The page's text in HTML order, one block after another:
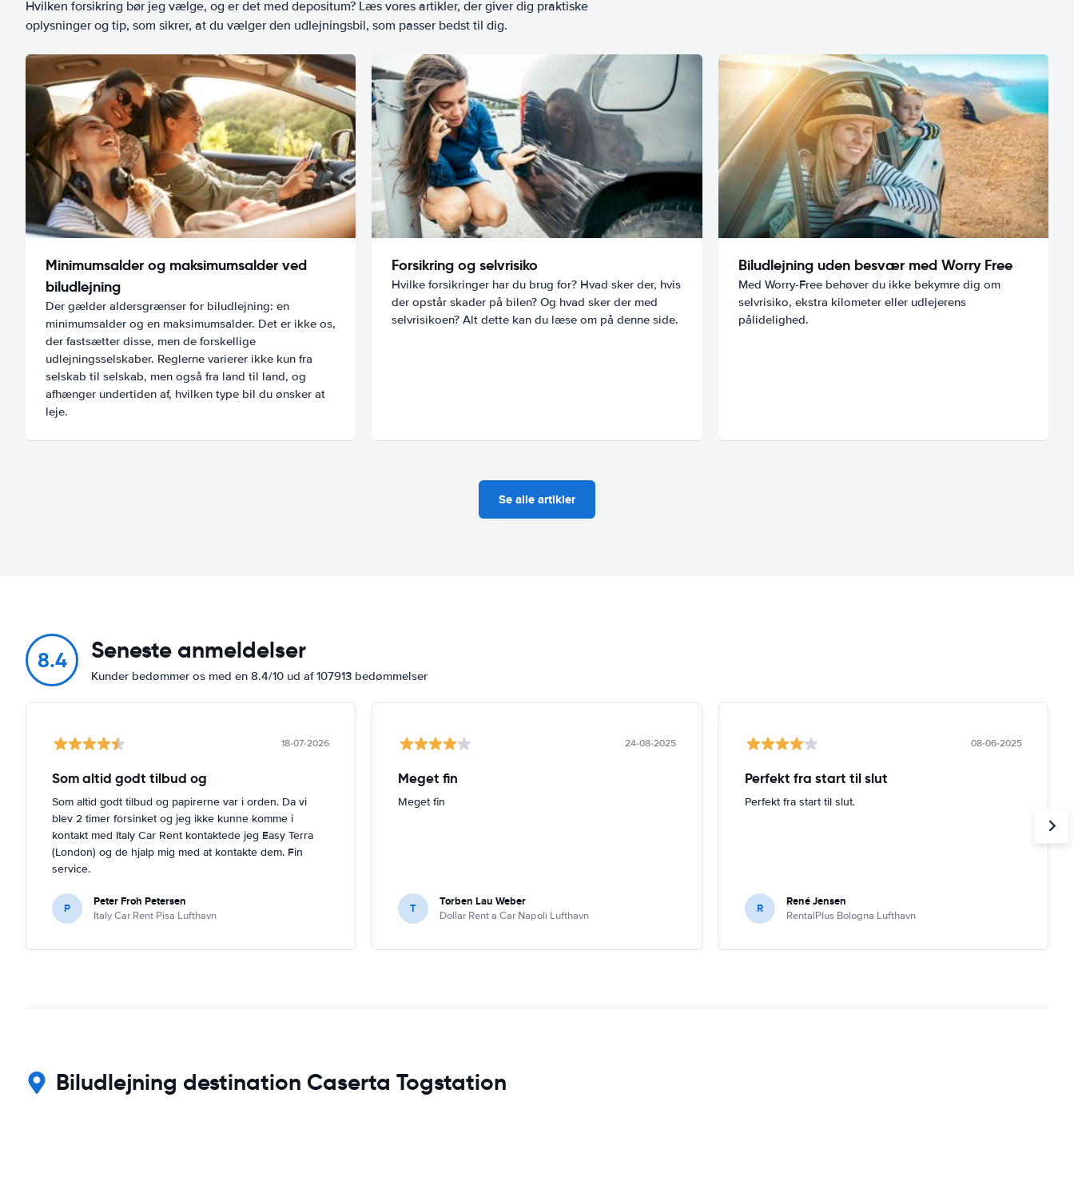
Hvilken forsikring bør jeg vælge, og er det med depositum? Læs vores artikler, der giver dig praktiske
oplysninger og tip, som sikrer, at du vælger den udlejningsbil, som passer bedst til dig.
Minimumsalder og maksimumsalder ved
biludlejning
Der gælder aldersgrænser for biludlejning: en
minimumsalder og en maksimumsalder. Det er ikke os,
der fastsætter disse, men de forskellige
udlejningsselskaber. Reglerne varierer ikke kun fra
selskab til selskab, men også fra land til land, og
afhænger undertiden af, hvilken type bil du ønsker at
leje.
Forsikring og selvrisiko
Hvilke forsikringer har du brug for? Hvad sker der, hvis
der opstår skader på bilen? Og hvad sker der med
selvrisikoen? Alt dette kan du læse om på denne side.
Biludlejning uden besvær med Worry Free
Med Worry-Free behøver du ikke bekymre dig om
selvrisiko, ekstra kilometer eller udlejerens
pålidelighed.
Se alle artikler
8.4 Seneste anmeldelser
Kunder bedømmer os med en 8.4/10 ud af 107913 bedømmelser
18-07-2026
Som altid godt tilbud og
Som altid godt tilbud og papirerne var i orden. Da vi
blev 2 timer forsinket og jeg ikke kunne komme i
kontakt med Italy Car Rent kontaktede jeg Easy Terra
(London) og de hjalp mig med at kontakte dem. Fin
service.
P Peter Froh Petersen
Italy Car Rent Pisa Lufthavn
24-08-2025
Meget fin
Meget fin
T Torben Lau Weber
Dollar Rent a Car Napoli Lufthavn
08-06-2025
Perfekt fra start til slut
Perfekt fra start til slut.
R René Jensen
RentalPlus Bologna Lufthavn
Biludlejning destination Caserta Togstation